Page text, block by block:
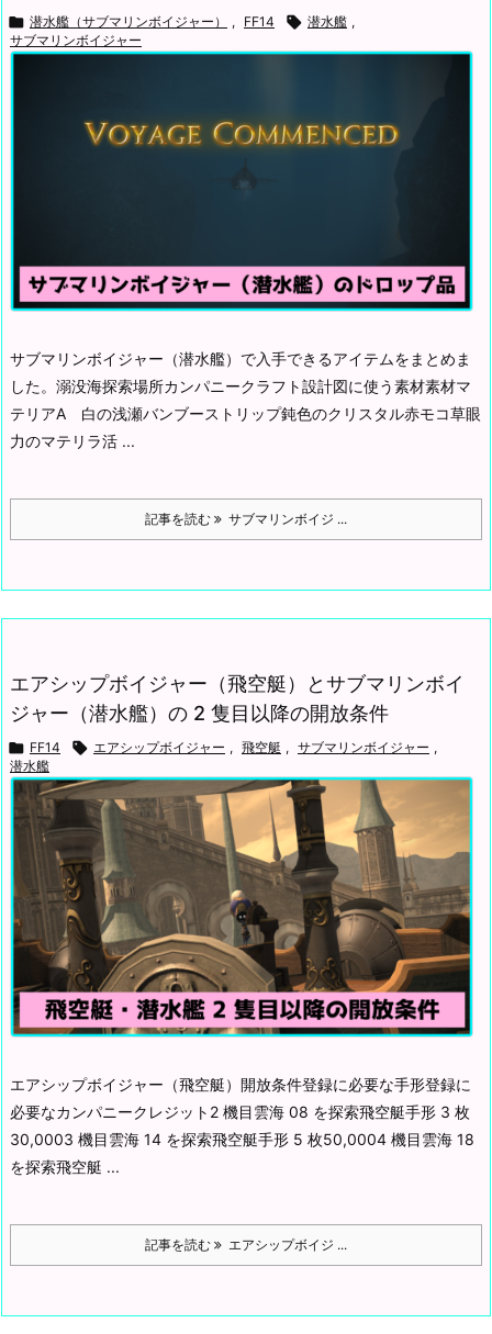
 潜水艦（サブマリンボイジャー） , FF14  潜水艦 ,
サブマリンボイジャー
サブマリンボイジャー（潜水艦）で入手できるアイテムをまとめま
した。 溺没海探索場所カンパニークラフト設計図に使う素材素材マ
テリアA 白の浅瀬バンブーストリップ鈍色のクリスタル赤モコ草眼
力のマテリラ活 ...
記事を読む サブマリンボイジ ...
エアシップボイジャー（飛空艇）とサブマリンボイ
ジャー（潜水艦）の 2 隻目以降の開放条件
 FF14  エアシップボイジャー , 飛空艇 , サブマリンボイジャー ,
潜水艦
エアシップボイジャー（飛空艇）開放条件登録に必要な手形登録に
必要なカンパニークレジット2 機目雲海 08 を探索飛空艇手形 3 枚
30,0003 機目雲海 14 を探索飛空艇手形 5 枚50,0004 機目雲海 18
を探索飛空艇 ...
記事を読む エアシップボイジ ...